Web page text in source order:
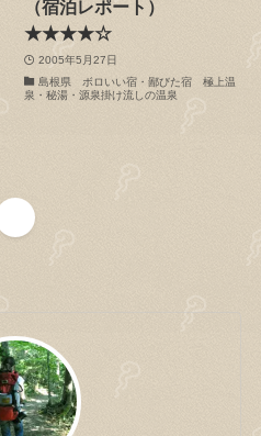
（宿泊レポート）
★★★★☆
2005年5月27日
島根県 ボロいい宿・鄙びた宿 極上温
泉・秘湯・源泉掛け流しの温泉